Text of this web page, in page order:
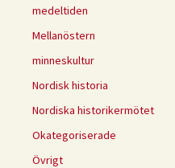
medeltiden
Mellanöstern
minneskultur
Nordisk historia
Nordiska historikermötet
Okategoriserade
Övrigt